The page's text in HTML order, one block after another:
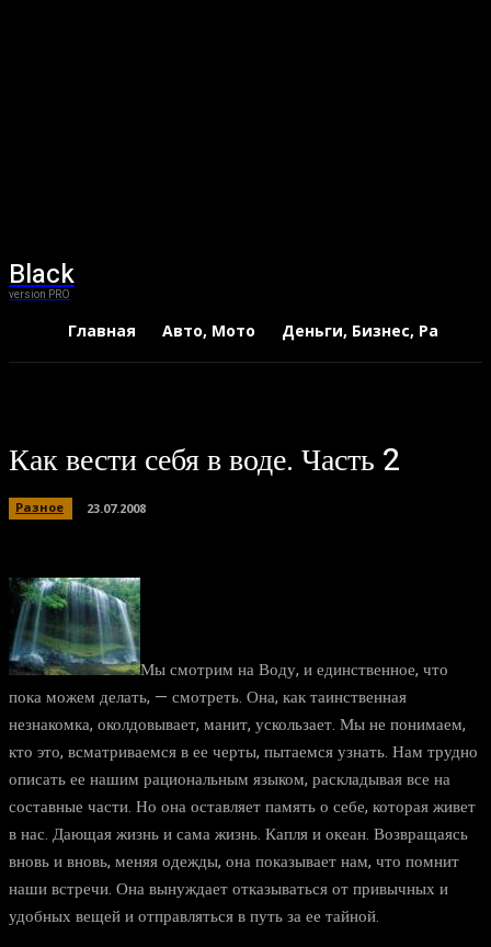
Black
version PRO
Главная Авто, Мото Деньги, Бизнес, Работа
Как вести себя в воде. Часть 2
Разное 23.07.2008
Мы смотрим на Воду, и единственное, что
пока можем делать, — смотреть. Она, как таинственная
незнакомка, околдовывает, манит, ускользает. Мы не понимаем,
кто это, всматриваемся в ее черты, пытаемся узнать. Нам трудно
описать ее нашим рациональным языком, раскладывая все на
составные части. Но она оставляет память о себе, которая живет
в нас. Дающая жизнь и сама жизнь. Капля и океан. Возвращаясь
вновь и вновь, меняя одежды, она показывает нам, что помнит
наши встречи. Она вынуждает отказываться от привычных и
удобных вещей и отправляться в путь за ее тайной.